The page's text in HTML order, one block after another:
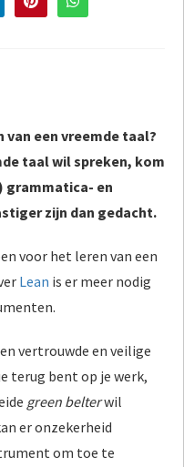
een vreemde taal?
taal wil spreken, kom
grammatica- en
zijn dan gedacht.
voor het leren van een
Lean is er meer nodig
vertrouwde en veilige
terug bent op je werk,
green belterwil
er onzekerheid
om toe te